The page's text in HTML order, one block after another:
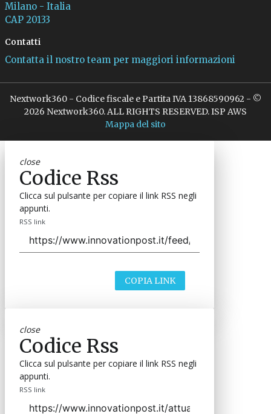
Milano - Italia
CAP 20133
Contatti
Contatta il nostro team per maggiori informazioni
Nextwork360 - Codice fiscale e Partita IVA 13868590962 - ©
2026 Nextwork360. ALL RIGHTS RESERVED. ISP AWS
Mappa del sito
close
Codice Rss
Clicca sul pulsante per copiare il link RSS negli
appunti.
RSS link
COPIA LINK
close
Codice Rss
Clicca sul pulsante per copiare il link RSS negli
appunti.
RSS link